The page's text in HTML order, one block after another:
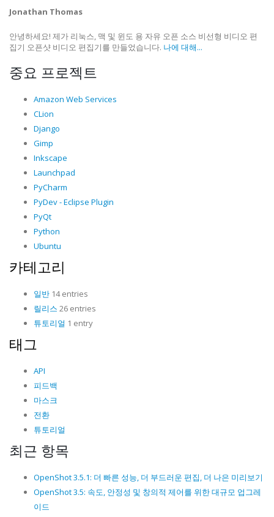
Jonathan Thomas
안녕하세요! 제가 리눅스, 맥 및 윈도 용 자유 오픈 소스 비선형 비디오 편
집기 오픈샷 비디오 편집기를 만들었습니다. 나에 대해...
중요 프로젝트
Amazon Web Services
CLion
Django
Gimp
Inkscape
Launchpad
PyCharm
PyDev - Eclipse Plugin
PyQt
Python
Ubuntu
카테고리
일반 14 entries
릴리스 26 entries
튜토리얼 1 entry
태그
API
피드백
마스크
전환
튜토리얼
최근 항목
OpenShot 3.5.1: 더 빠른 성능, 더 부드러운 편집, 더 나은 미리보기
OpenShot 3.5: 속도, 안정성 및 창의적 제어를 위한 대규모 업그레
이드